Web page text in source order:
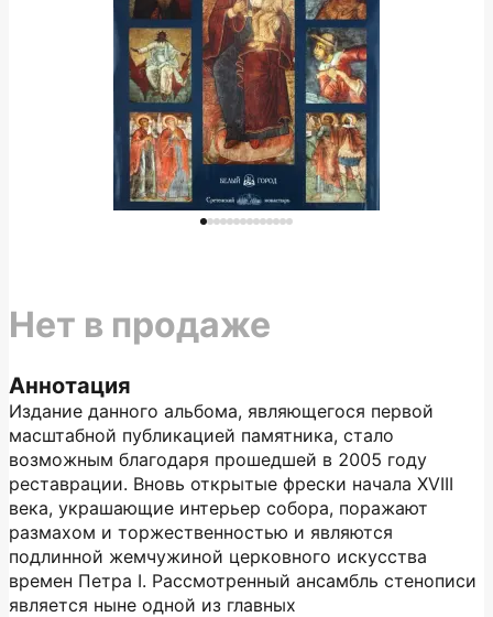
Аннотация
Издание данного альбома, являющегося первой
масштабной публикацией памятника, стало
возможным благодаря прошедшей в 2005 году
реставрации. Вновь открытые фрески начала XVIII
века, украшающие интерьер собора, поражают
размахом и торжественностью и являются
подлинной жемчужиной церковного искусства
времен Петра I. Рассмотренный ансамбль стенописи
является ныне одной из главных
Нет в продаже